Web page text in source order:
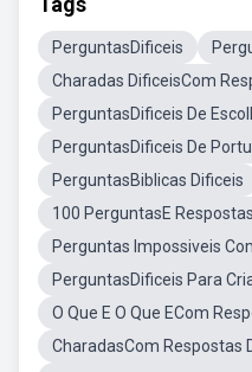
PerguntasDificeis
Charadas DificeisCom
PerguntasDificeis De
PerguntasDificeis De
PerguntasBiblicas Dificeis
100 PerguntasE
Perguntas Impossiveis
PerguntasDificeis Para
O Que E O Que ECom
CharadasCom Respostas